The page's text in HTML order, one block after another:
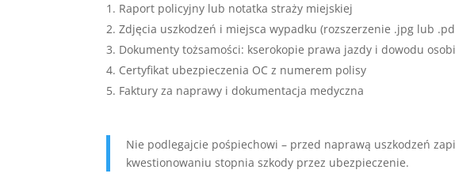
Raport policyjny lub notatka straży miejskiej
Zdjęcia uszkodzeń i miejsca wypadku (rozszerzenie .jpg lub
Dokumenty tożsamości: kserokopie prawa jazdy i dowodu
Certyfikat ubezpieczenia OC z numerem polisy
Faktury za naprawy i dokumentacja medyczna
Nie podlegajcie pośpiechowi – przed naprawą uszkodzeń
kwestionowaniu stopnia szkody przez ubezpieczenie.